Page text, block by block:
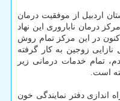
اردبیل از موفقیت درمان
نابارور در مرکز درمان ناباروری این نهاد
در این مرکز تمام روش
زوجین به کار گرفته
تمام خدمات درمانی زیر
است.
اندازی دفتر نمایندگی خون